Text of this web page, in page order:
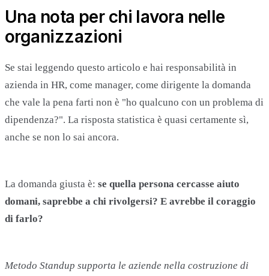
Una nota per chi lavora nelle
organizzazioni
Se stai leggendo questo articolo e hai responsabilità in
azienda in HR, come manager, come dirigente la domanda
che vale la pena farti non è "ho qualcuno con un problema di
dipendenza?". La risposta statistica è quasi certamente sì,
anche se non lo sai ancora.
La domanda giusta è: se quella persona cercasse aiuto
domani, saprebbe a chi rivolgersi? E avrebbe il coraggio
di farlo?
Metodo Standup supporta le aziende nella costruzione di